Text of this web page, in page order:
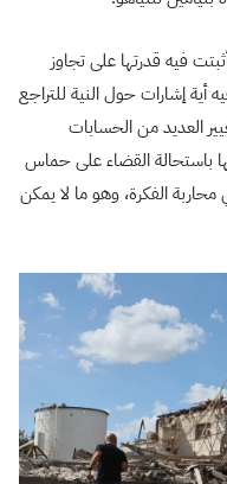
فيه قدرتها على تجاوز
أية إشارات حول النية للتراجع
العديد من الحسابات
باستحالة القضاء على حماس
الفكرة، وهو ما لا يمكن